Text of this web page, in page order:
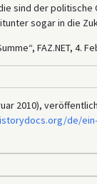
sind der politische
sogar in die
FAZ.NET, 4.
2010),
de/